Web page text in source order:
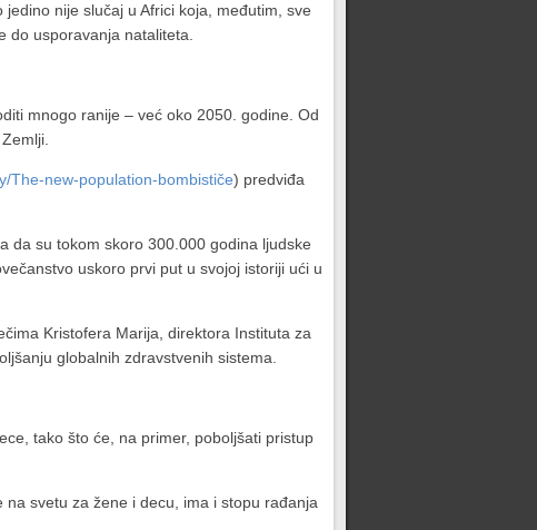
nije slučaj u Africi koja, međutim, sve
do usporavanja nataliteta.
mnogo ranije – već oko 2050. godine. Od
The-new-population-bombističe) predviđa
da su tokom skoro 300.000 godina ljudske
uskoro prvi put u svojoj istoriji ući u
Kristofera Marija, direktora Instituta za
globalnih zdravstvenih sistema.
tako što će, na primer, poboljšati pristup
svetu za žene i decu, ima i stopu rađanja